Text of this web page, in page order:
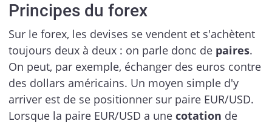
Principes du forex
Sur le forex, les devises se vendent et s'achètent
toujours deux à deux : on parle donc de paires.
On peut, par exemple, échanger des euros contre
des dollars américains. Un moyen simple d'y
arriver est de se positionner sur paire EUR/USD.
Lorsque la paire EUR/USD a une cotation de